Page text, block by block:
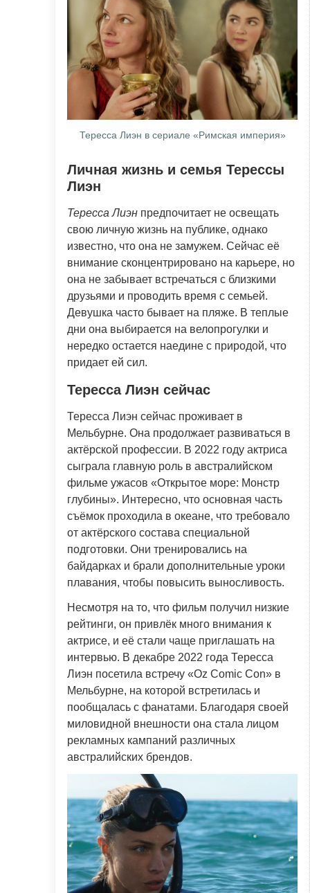
Тересса Лиэн в сериале «Римская империя»
Личная жизнь и семья Терессы
Лиэн
Тересса Лиэн предпочитает не освещать
свою личную жизнь на публике, однако
известно, что она не замужем. Сейчас её
внимание сконцентрировано на карьере, но
она не забывает встречаться с близкими
друзьями и проводить время с семьей.
Девушка часто бывает на пляже. В теплые
дни она выбирается на велопрогулки и
нередко остается наедине с природой, что
придает ей сил.
Тересса Лиэн сейчас
Тересса Лиэн сейчас проживает в
Мельбурне. Она продолжает развиваться в
актёрской профессии. В 2022 году актриса
сыграла главную роль в австралийском
фильме ужасов «Открытое море: Монстр
глубины». Интересно, что основная часть
съёмок проходила в океане, что требовало
от актёрского состава специальной
подготовки. Они тренировались на
байдарках и брали дополнительные уроки
плавания, чтобы повысить выносливость.
Несмотря на то, что фильм получил низкие
рейтинги, он привлёк много внимания к
актрисе, и её стали чаще приглашать на
интервью. В декабре 2022 года Тересса
Лиэн посетила встречу «Oz Comic Con» в
Мельбурне, на которой встретилась и
пообщалась с фанатами. Благодаря своей
миловидной внешности она стала лицом
рекламных кампаний различных
австралийских брендов.